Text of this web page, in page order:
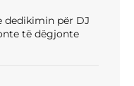
dedikimin për DJ
të dëgjonte